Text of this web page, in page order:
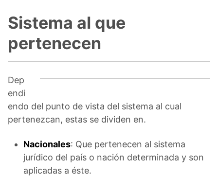
Sistema al que
pertenecen
Dep
endi
endo del punto de vista del sistema al cual
pertenezcan, estas se dividen en.
Nacionales: Que pertenecen al sistema
jurídico del país o nación determinada y son
aplicadas a éste.